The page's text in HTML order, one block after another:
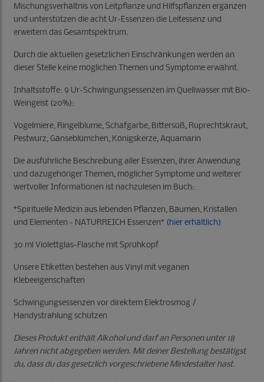
Mischungsverhältnis von Leitpflanze und Hilfspflanzen ergänzen
und unterstützen die acht Ur-Essenzen die Leitessenz und
erweitern das Gesamtspektrum.
Durch die aktuellen gesetzlichen Einschränkungen werden an
dieser Stelle keine möglichen Themen und Symptome erwähnt.
Inhaltsstoffe: 9 Ur-Schwingungsessenzen im Quellwasser mit Bio-
Weingeist (20%):
Vogelmiere, Ringelblume, Schafgarbe, Bittersüß, Ruprechtskraut,
Pestwurz, Gänseblümchen, Königskerze, Aquamarin
Die ausführliche Beschreibung aller Essenzen, ihrer Anwendung
und dazugehöriger Themen, möglicher Symptome und weiterer
wertvoller Informationen ist nachzulesen im Buch:
*Spirituelle Medizin aus lebenden Pflanzen, Bäumen, Kristallen
und Elementen - NATURREICH Essenzen* (hier erhältlich)
30 ml Violettglas-Flasche mit Sprühkopf
Unsere Etiketten bestehen aus Vinyl mit veganen
Klebeeigenschaften
Schwingungsessenzen vor direktem Elektrosmog /
Handystrahlung schützen
Dieses Produkt enthält Alkohol und darf an Personen unter 18
Jahren nicht abgegeben werden. Mit deiner Bestellung bestätigst
du, dass du das gesetzlich vorgeschriebene Mindestalter hast.